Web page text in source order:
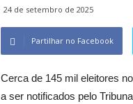
24 de setembro de 2025
Partilhar no Facebook
Cerca de 145 mil eleitores
a ser notificados pelo